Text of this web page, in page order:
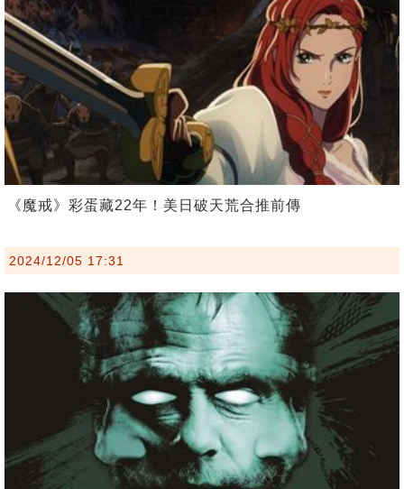
《魔戒》彩蛋藏22年！美日破天荒合推前傳
2024/12/05 17:31